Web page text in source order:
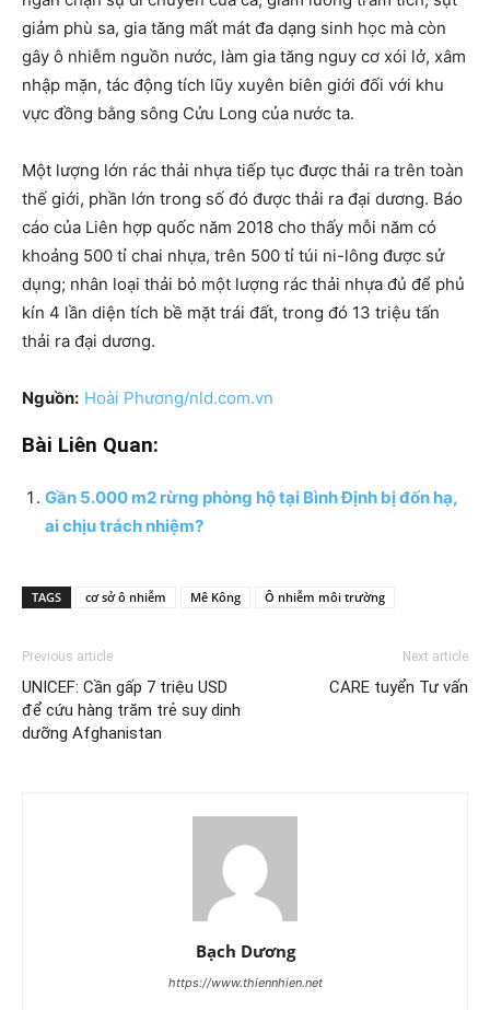
giảm phù sa, gia tăng mất mát đa dạng sinh học mà còn
gây ô nhiễm nguồn nước, làm gia tăng nguy cơ xói lở, xâm
nhập mặn, tác động tích lũy xuyên biên giới đối với khu
vực đồng bằng sông Cửu Long của nước ta.
Một lượng lớn rác thải nhựa tiếp tục được thải ra trên toàn
thế giới, phần lớn trong số đó được thải ra đại dương. Báo
cáo của Liên hợp quốc năm 2018 cho thấy mỗi năm có
khoảng 500 tỉ chai nhựa, trên 500 tỉ túi ni-lông được sử
dụng; nhân loại thải bỏ một lượng rác thải nhựa đủ để phủ
kín 4 lần diện tích bề mặt trái đất, trong đó 13 triệu tấn
thải ra đại dương.
Nguồn: Hoài Phương/nld.com.vn
Bài Liên Quan:
Gần 5.000 m2 rừng phòng hộ tại Bình Định bị đốn hạ,
ai chịu trách nhiệm?
TAGS cơ sở ô nhiễm Mê Kông Ô nhiễm môi trường
Previous article
UNICEF: Cần gấp 7 triệu USD
để cứu hàng trăm trẻ suy dinh
dưỡng Afghanistan
Next article
CARE tuyển Tư vấn
Bạch Dương
https://www.thiennhien.net